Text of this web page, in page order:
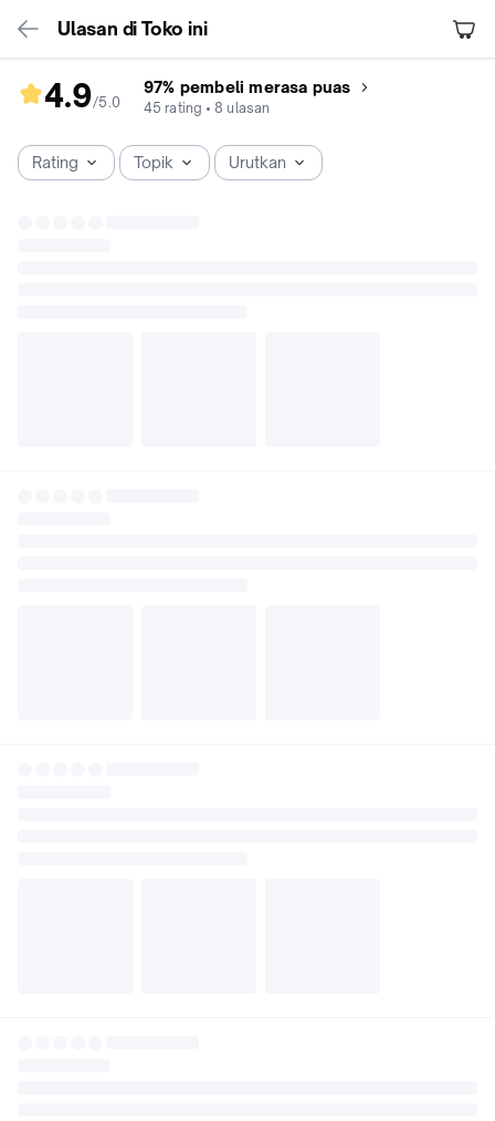
Ulasan di Toko ini
4.9/5.0
rating
4.9
dari
97% pembeli merasa puas
45 rating • 8 ulasan
Rating Topik Urutkan